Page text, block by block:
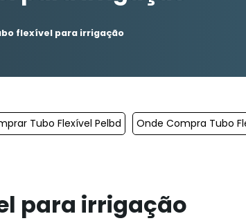
flexível para irrigação
Tubo Flexível Pelbd Onde Compra Tubo
para irrigação